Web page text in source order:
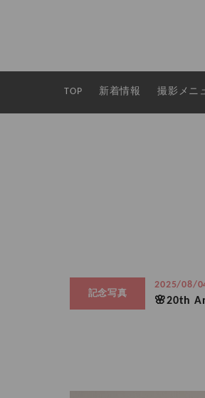
TOP 新着情報 撮影メニ
記念写真
2025/08/
🌸20th